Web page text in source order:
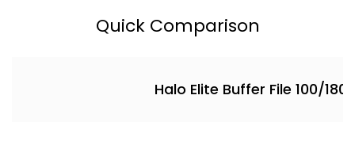
Quick Comparison
Halo Elite Buffer File 100/180